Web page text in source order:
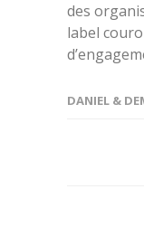
des
label
DANIEL &